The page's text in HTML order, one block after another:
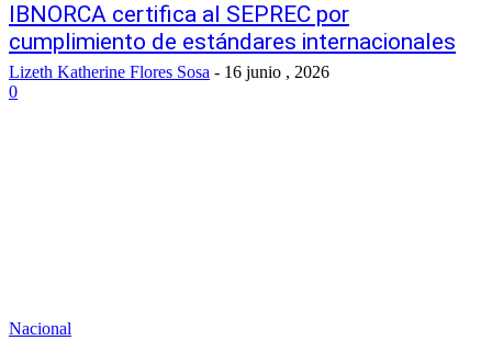
IBNORCA certifica al SEPREC por
cumplimiento de estándares internacionales
Lizeth Katherine Flores Sosa - 16 junio , 2026
0
Nacional